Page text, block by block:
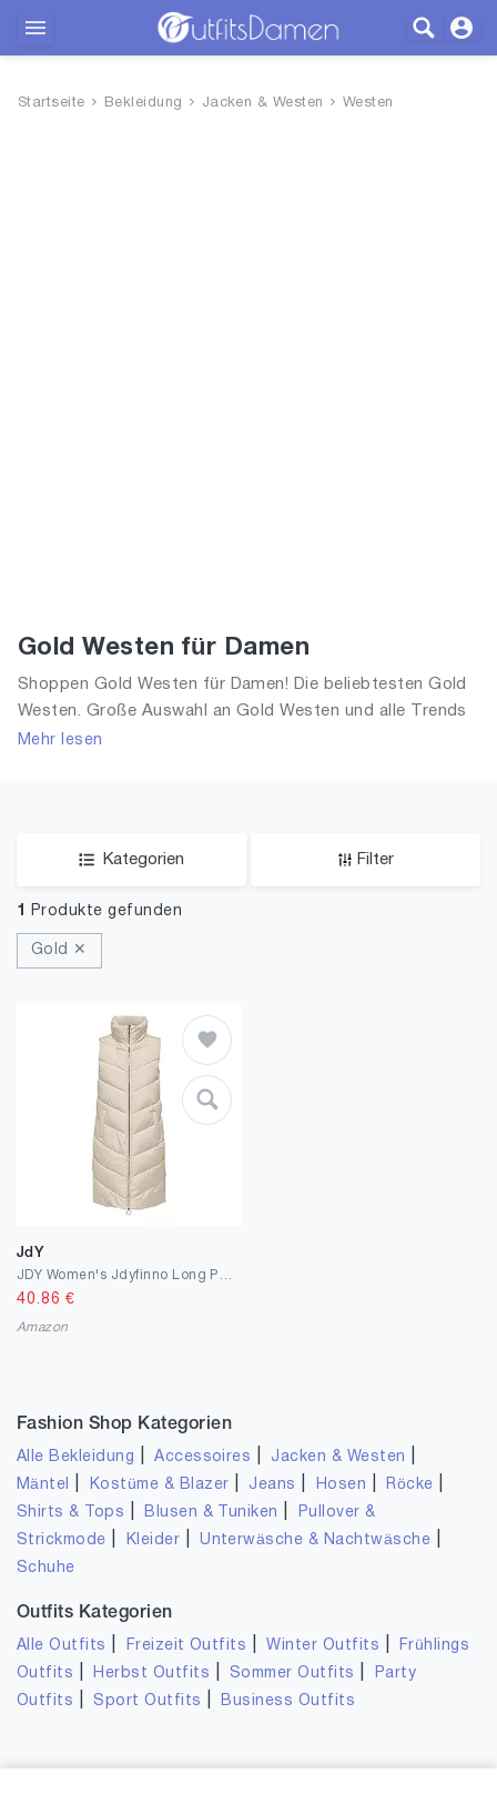
Startseite Bekleidung Jacken & Westen Westen
Gold Westen für Damen
Shoppen Gold Westen für Damen! Die beliebtesten Gold
Westen. Große Auswahl an Gold Westen und alle Trends
aus 2026 für Frauen!
Mehr lesen
Kategorien Filter
1 Produkte gefunden
Gold ✕
JdY
40.86 €
Amazon
Fashion Shop Kategorien
Alle Bekleidung |Accessoires Jacken & Westen
Mäntel Kostüme & Blazer Jeans Hosen Röcke
Shirts & Tops Blusen & Tuniken
Pullover &
Strickmode
Kleider |Unterwäsche & Nachtwäsche
Schuhe
Outfits Kategorien
Alle Outfits Freizeit Outfits |Winter Outfits
Frühlings
Outfits
Herbst Outfits Sommer Outfits
Party
Outfits
Sport Outfits Business Outfits